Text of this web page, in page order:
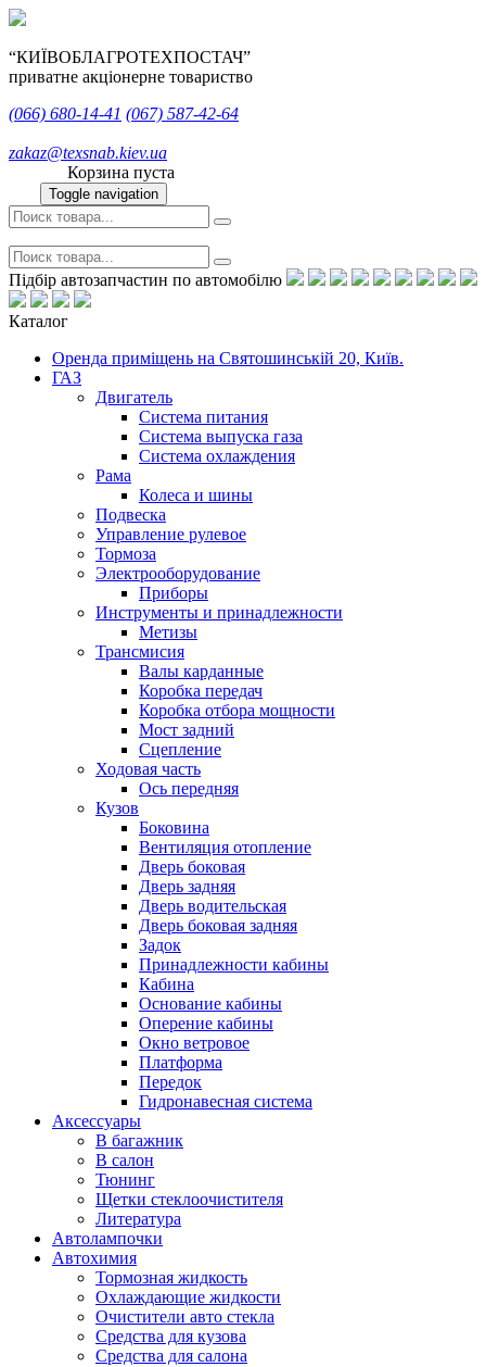
“КИЇВОБЛАГРОТЕХПОСТАЧ”
приватне акціонерне товариство
(066) 680-14-41 (067) 587-42-64
zakaz@texsnab.kiev.ua
Корзина пуста
Toggle navigation
Підбір автозапчастин по автомобілю
Каталог
Оренда приміщень на Святошинській 20, Київ.
ГАЗ
Двигатель
Система питания
Система выпуска газа
Система охлаждения
Рама
Колеса и шины
Подвеска
Управление рулевое
Тормоза
Электрооборудование
Приборы
Инструменты и принадлежности
Метизы
Трансмисия
Валы карданные
Коробка передач
Коробка отбора мощности
Мост задний
Сцепление
Ходовая часть
Ось передняя
Кузов
Боковина
Вентиляция отопление
Дверь боковая
Дверь задняя
Дверь водительская
Дверь боковая задняя
Задок
Принадлежности кабины
Кабина
Основание кабины
Оперение кабины
Окно ветровое
Платформа
Передок
Гидронавесная система
Аксессуары
В багажник
В салон
Тюнинг
Щетки стеклоочистителя
Литература
Автолампочки
Автохимия
Тормозная жидкость
Охлаждающие жидкости
Очистители авто стекла
Средства для кузова
Средства для салона